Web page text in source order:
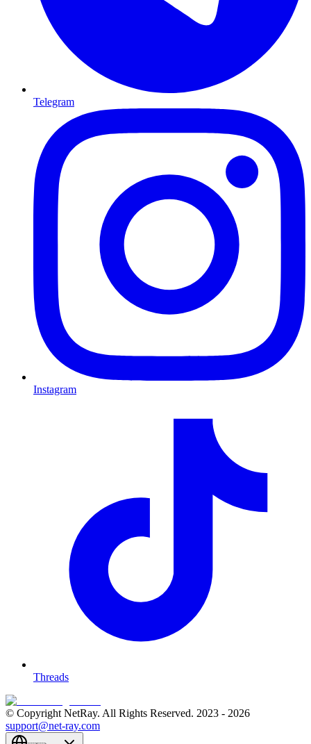
Telegram
Instagram
Threads
© Copyright NetRay. All Rights Reserved. 2023 - 2026
support@net-ray.com